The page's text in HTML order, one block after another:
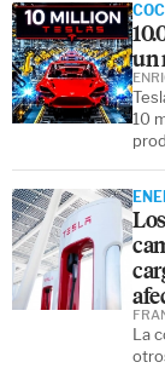
un
10
La